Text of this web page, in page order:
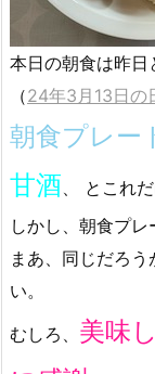
本日の朝食は昨日
（24年3月13日の
朝食プレー
甘酒、 とこれ
しかし、朝食プレ
まあ、同じだろ
い。
むしろ、 美味